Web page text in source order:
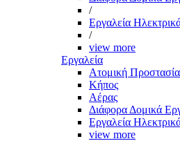
/
Εργαλεία
/
view more
Εργαλεία
Aτομική Προστασία
Kήπος
Αέρας
Διάφορα Δομικά
Εργαλεία
view more